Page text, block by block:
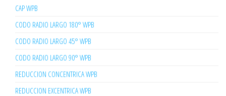
CAP WPB
CODO RADIO LARGO 180° WPB
CODO RADIO LARGO 45° WPB
CODO RADIO LARGO 90° WPB
REDUCCION CONCENTRICA WPB
REDUCCION EXCENTRICA WPB